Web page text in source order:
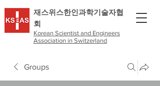
​재스위스한인과학기술자협
회
Korean Scientist and Engineers
Association in Switzerland
Groups